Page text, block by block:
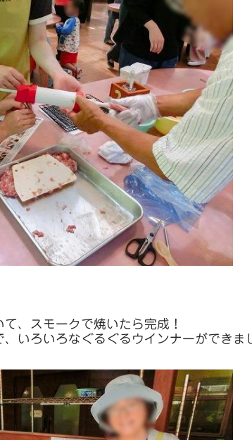
、スモークで焼いたら完成！
いろいろなぐるぐるウインナーができま